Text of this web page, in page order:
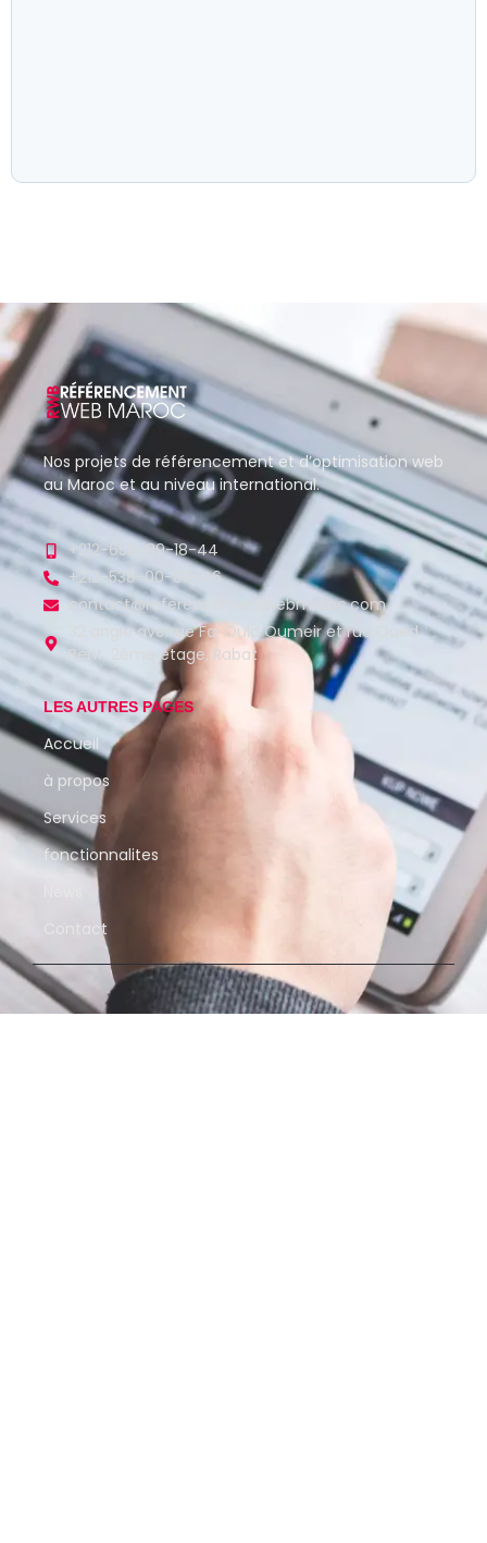
Nos projets de référencement et d’optimisation web
au Maroc et au niveau international.
+212-650-89-18-44
+212-538-00-86-46
contact@referencementwebmaroc.com
32 angle avenue Fal Ould Oumeir et rue Oued
Beht, 2ème étage, Rabat
LES AUTRES PAGES
Accueil
à propos
Services
fonctionnalites
Contact